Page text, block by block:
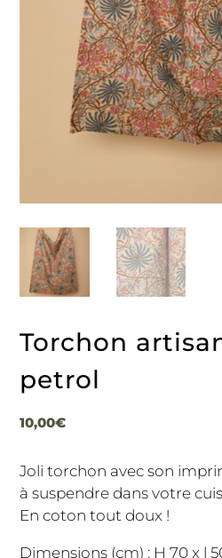
Torchon
petrol
10,00€
Joli torchon avec son
à suspendre dans votre
En coton tout doux !
Dimensions (cm) : H 70 x l